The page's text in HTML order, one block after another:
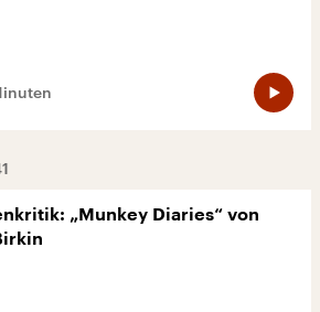
„Munkey Diaries“ von